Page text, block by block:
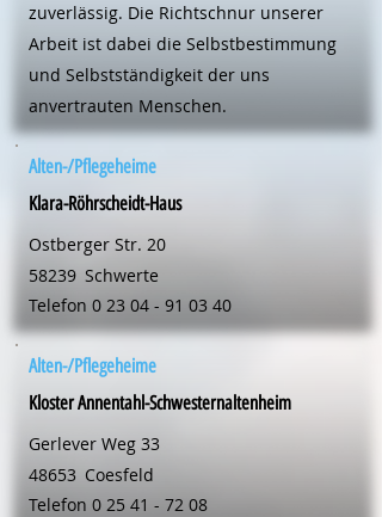
zuverlässig. Die Richtschnur unserer
Arbeit ist dabei die Selbstbestimmung
und Selbstständigkeit der uns
anvertrauten Menschen.
Alten-/Pflegeheime
Klara-Röhrscheidt-Haus
Ostberger Str. 20
58239 Schwerte
Telefon 0 23 04 - 91 03 40
Alten-/Pflegeheime
Kloster Annentahl-Schwesternaltenheim
Gerlever Weg 33
48653 Coesfeld
Telefon 0 25 41 - 72 08